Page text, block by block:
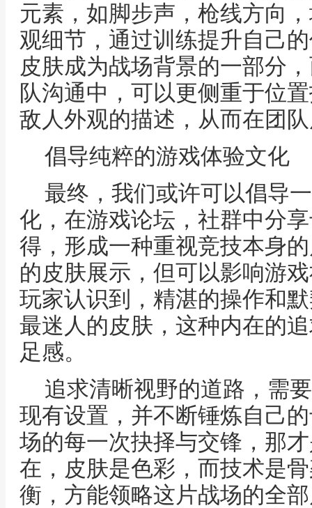
元素，如脚步声，枪线方向
观细节，通过训练提升自己
皮肤成为战场背景的一部分
队沟通中，可以更侧重于位
敌人外观的描述，从而在团
倡导纯粹的游戏体验文化
最终，我们或许可以倡导
化，在游戏论坛，社群中分
得，形成一种重视竞技本身
的皮肤展示，但可以影响游
玩家认识到，精湛的操作和
最迷人的皮肤，这种内在的
足感。
追求清晰视野的道路，需
现有设置，并不断锤炼自己
场的每一次抉择与交锋，那
在，皮肤是色彩，而技术是
衡，方能领略这片战场的全